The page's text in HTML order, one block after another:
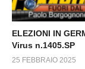
ELEZIONI IN
Virus n.1405.SP
25 FEBBRAIO 2025